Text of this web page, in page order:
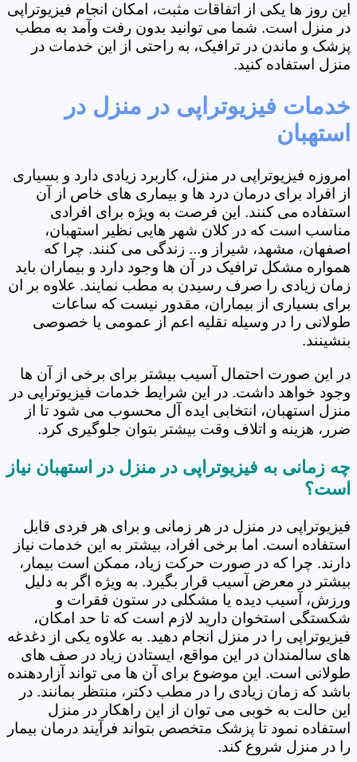
این روز ها یکی از اتفاقات مثبت، امکان انجام فیزیوتراپی
در منزل است. شما می توانید بدون رفت وآمد به مطب
پزشک و ماندن در ترافیک، به راحتی از این خدمات در
منزل استفاده کنید.
خدمات فیزیوتراپی در منزل در
استهبان
امروزه فیزیوتراپی در منزل، کاربرد زیادی دارد و بسیاری
از افراد برای درمان درد ها و بیماری های خاص از آن
استفاده می کنند. این فرصت به ویژه برای افرادی
مناسب است که در کلان شهر هایی نظیر استهبان،
اصفهان، مشهد، شیراز و... زندگی می کنند. چرا که
همواره مشکل ترافیک در آن ها وجود دارد و بیماران باید
زمان زیادی را صرف رسیدن به مطب نمایند. علاوه بر ان
برای بسیاری از بیماران، مقدور نیست که ساعات
طولانی را در وسیله نقلیه اعم از عمومی یا خصوصی
بنشینند.
در این صورت احتمال آسیب بیشتر برای برخی از آن ها
وجود خواهد داشت. در این شرایط خدمات فیزیوتراپی در
منزل استهبان، انتخابی ایده آل محسوب می شود تا از
ضرر، هزینه و اتلاف وقت بیشتر بتوان جلوگیری کرد.
چه زمانی به فیزیوتراپی در منزل در استهبان نیاز
است؟
فیزیوتراپی در منزل در هر زمانی و برای هر فردی قابل
استفاده است. اما برخی افراد، بیشتر به این خدمات نیاز
دارند. چرا که در صورت حرکت زیاد، ممکن است بیمار،
بیشتر در معرض آسیب قرار بگیرد. به ویژه اگر به دلیل
ورزش، آسیب دیده یا مشکلی در ستون فقرات و
شکستگی استخوان دارید لازم است که تا حد امکان،
فیزیوتراپی را در منزل انجام دهید. به علاوه یکی از دغدغه
های سالمندان در این مواقع، ایستادن زیاد در صف های
طولانی است. این موضوع برای آن ها می تواند آزاردهنده
باشد که زمان زیادی را در مطب دکتر، منتظر بمانند. در
این حالت به خوبی می توان از این راهکار در منزل
استفاده نمود تا پزشک متخصص بتواند فرآیند درمان بیمار
را در منزل شروع کند.